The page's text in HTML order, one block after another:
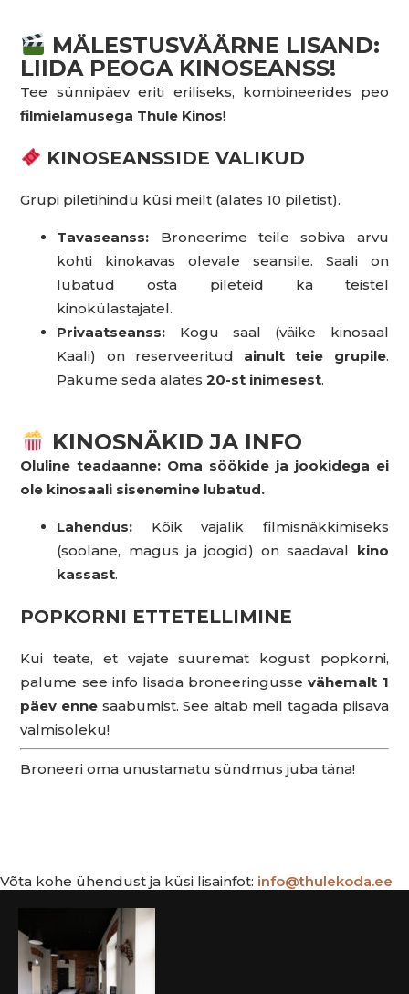
MÄLESTUSVÄÄRNE LISAND:
LIIDA PEOGA KINOSEANSS!
Tee sünnipäev eriti eriliseks, kombineerides peo
filmielamusega Thule Kinos!
KINOSEANSSIDE VALIKUD
Grupi piletihindu küsi meilt (alates 10 piletist).
Tavaseanss: Broneerime teile sobiva arvu
kohti kinokavas olevale seansile. Saali on
lubatud osta pileteid ka teistel
kinokülastajatel.
Privaatseanss: Kogu saal (väike kinosaal
Kaali) on reserveeritud ainult teie grupile.
Pakume seda alates20-st inimesest.
KINOSNÄKID JA INFO
Oluline teadaanne: Oma söökide ja jookidega ei
ole kinosaali sisenemine lubatud.
Lahendus: Kõik vajalik filmisnäkkimiseks
(soolane, magus ja joogid) on saadaval kino
kassast.
POPKORNI ETTETELLIMINE
Kui teate, et vajate suuremat kogust popkorni,
palume see info lisada broneeringussevähemalt 1
päev enne saabumist. See aitab meil tagada piisava
valmisoleku!
Broneeri oma unustamatu sündmus juba täna!
Võta kohe ühendust ja küsi lisainfot: info@thulekoda.ee